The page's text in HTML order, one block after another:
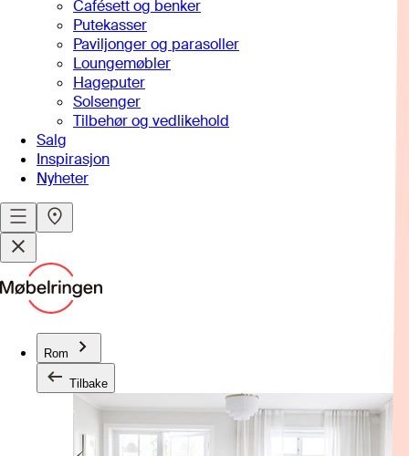
Cafésett og benker
Putekasser
Paviljonger og parasoller
Loungemøbler
Hageputer
Solsenger
Tilbehør og vedlikehold
Salg
Inspirasjon
Nyheter
Rom
Tilbake